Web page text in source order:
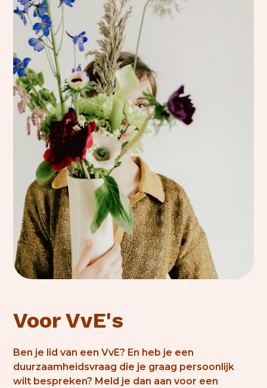
Voor VvE's
Ben je lid van een VvE? En heb je een
duurzaamheidsvraag die je graag persoonlijk
wilt bespreken? Meld je dan aan voor een